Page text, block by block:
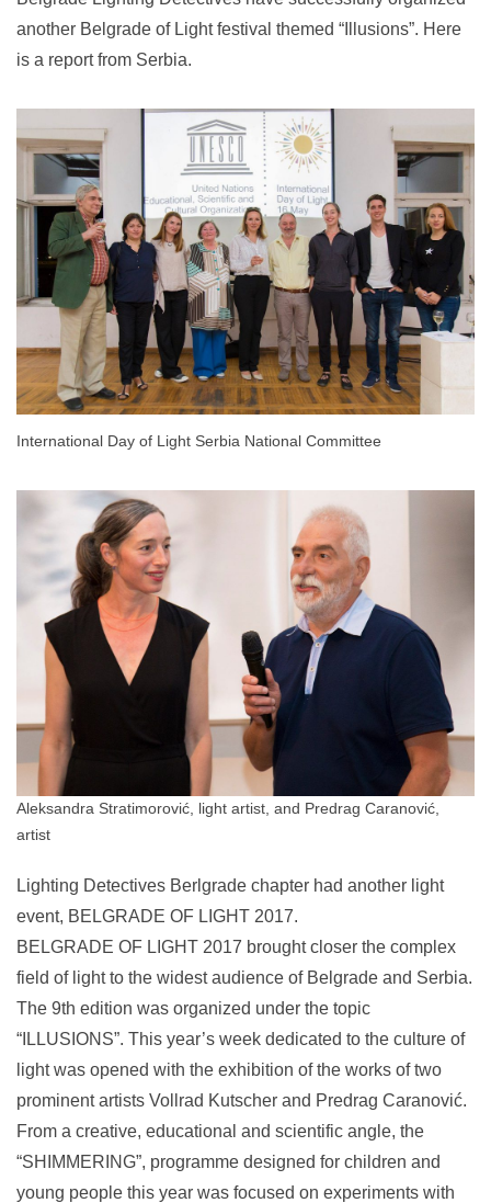
another Belgrade of Light festival themed “Illusions”. Here
is a report from Serbia.
International Day of Light Serbia National Committee
Aleksandra Stratimorović, light artist, and Predrag Caranović,
artist
Lighting Detectives Berlgrade chapter had another light
event, BELGRADE OF LIGHT 2017.
BELGRADE OF LIGHT 2017 brought closer the complex
field of light to the widest audience of Belgrade and Serbia.
The 9th edition was organized under the topic
“ILLUSIONS”. This year’s week dedicated to the culture of
light was opened with the exhibition of the works of two
prominent artists Vollrad Kutscher and Predrag Caranović.
From a creative, educational and scientific angle, the
“SHIMMERING”, programme designed for children and
young people this year was focused on experiments with